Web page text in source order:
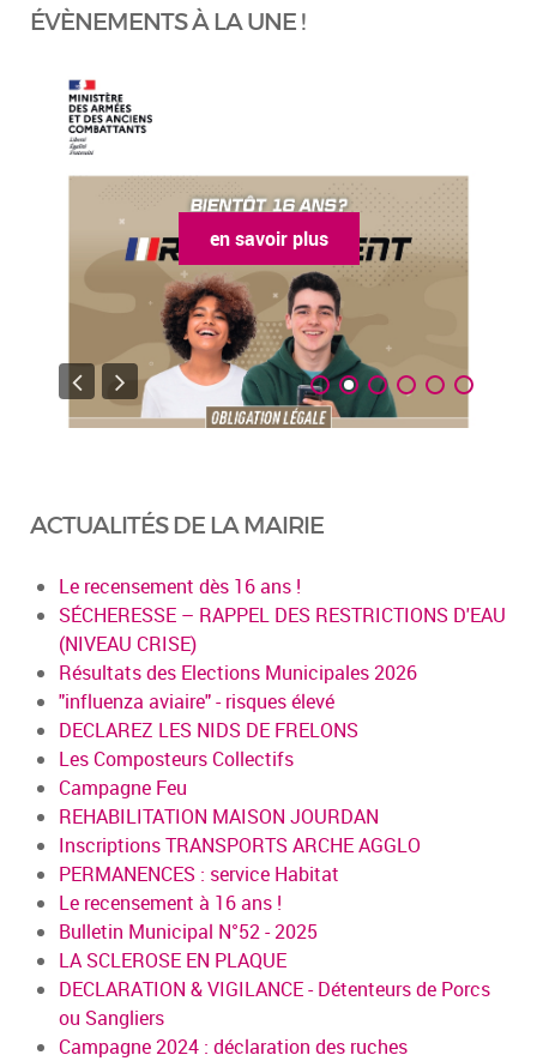
ÉVÈNEMENTS À LA UNE !
en savoir plus
ACTUALITÉS DE LA MAIRIE
Le recensement dès 16 ans !
SÉCHERESSE – RAPPEL DES RESTRICTIONS D'EAU
(NIVEAU CRISE)
Résultats des Elections Municipales 2026
"influenza aviaire" - risques élevé
DECLAREZ LES NIDS DE FRELONS
Les Composteurs Collectifs
Campagne Feu
REHABILITATION MAISON JOURDAN
Inscriptions TRANSPORTS ARCHE AGGLO
PERMANENCES : service Habitat
Le recensement à 16 ans !
Bulletin Municipal N°52 - 2025
LA SCLEROSE EN PLAQUE
DECLARATION & VIGILANCE - Détenteurs de Porcs
ou Sangliers
Campagne 2024 : déclaration des ruches